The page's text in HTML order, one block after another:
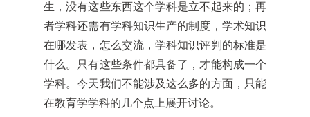
生，没有这些东西这个学科是立不起来的；再
者学科还需有学科知识生产的制度，学术知识
在哪发表，怎么交流，学科知识评判的标准是
什么。只有这些条件都具备了，才能构成一个
学科。今天我们不能涉及这么多的方面，只能
在教育学学科的几个点上展开讨论。